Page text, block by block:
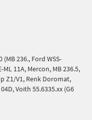
(MB 236., Ford WSS-
ML 11A, Mercon, MB 236.5,
Z1/V1, Renk Doromat,
Voith 55.6335.xx (G6